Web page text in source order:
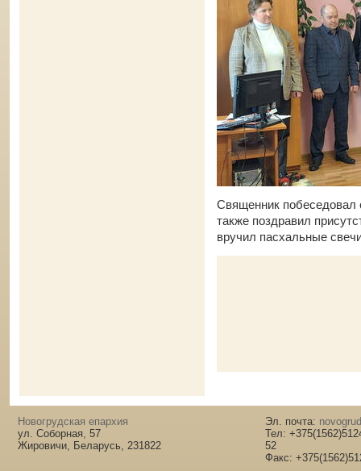
Священник побеседовал
также поздравил
вручил пасхальные
Новогрудская епархия
ул. Соборная, 57
Жировичи, Беларусь, 231822
Эл. почта:
Тел:
52
Факс: